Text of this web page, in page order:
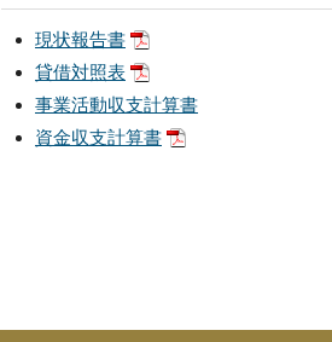
現状報告書
貸借対照表
事業活動収支計算書
資金収支計算書